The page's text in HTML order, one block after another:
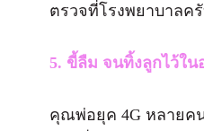
ตรวจที่โรงพยาบาลค
5. ขี้ลืม จนทิ้งลูกไว้ใน
คุณพ่อยุค 4G หลายค